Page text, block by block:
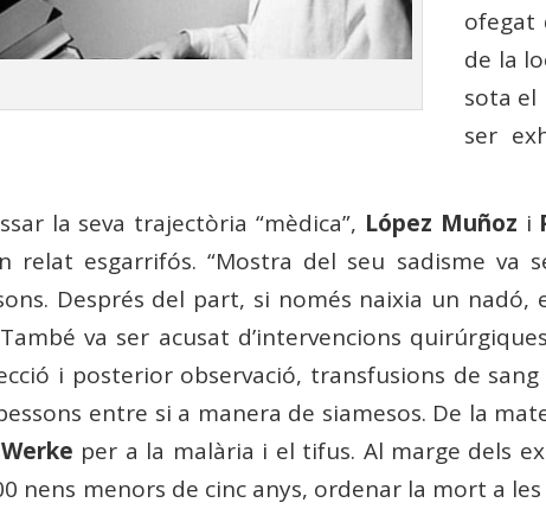
ofegat
de la
sota el
ser
la seva trajectòria “mèdica”, López Muñoz i
relat esgarrifós. “Mostra del seu sadisme va
Després del part, si només naixia un
va ser acusat d’intervencions
i posterior observació, transfusions de
entre si a manera de siamesos. De la
per a la malària i el tifus. Al marge dels
nens menors de cinc anys, ordenar la mort a